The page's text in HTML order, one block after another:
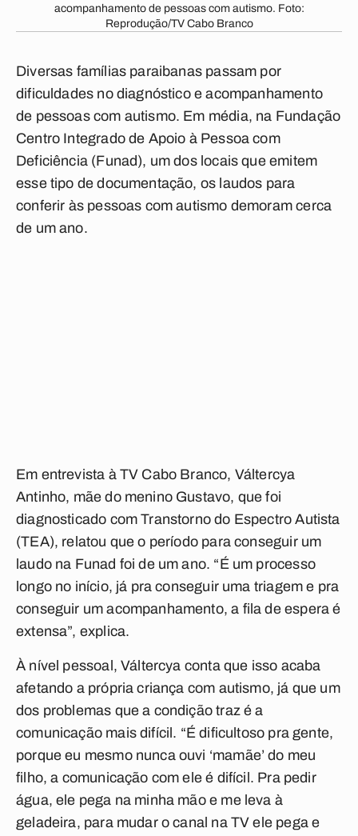
acompanhamento de pessoas com autismo. Foto:
Reprodução/TV Cabo Branco
Diversas famílias paraibanas passam por
dificuldades no diagnóstico e acompanhamento
de pessoas com autismo. Em média, na Fundação
Centro Integrado de Apoio à Pessoa com
Deficiência (Funad), um dos locais que emitem
esse tipo de documentação, os laudos para
conferir às pessoas com autismo demoram cerca
de um ano.
Em entrevista à TV Cabo Branco, Váltercya
Antinho, mãe do menino Gustavo, que foi
diagnosticado com Transtorno do Espectro Autista
(TEA), relatou que o período para conseguir um
laudo na Funad foi de um ano. “É um processo
longo no início, já pra conseguir uma triagem e pra
conseguir um acompanhamento, a fila de espera é
extensa”, explica.
À nível pessoal, Váltercya conta que isso acaba
afetando a própria criança com autismo, já que um
dos problemas que a condição traz é a
comunicação mais difícil. “É dificultoso pra gente,
porque eu mesmo nunca ouvi ‘mamãe’ do meu
filho, a comunicação com ele é difícil. Pra pedir
água, ele pega na minha mão e me leva à
geladeira, para mudar o canal na TV ele pega e